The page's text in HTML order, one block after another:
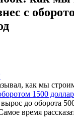
с
как мы
1500
до оборота
время